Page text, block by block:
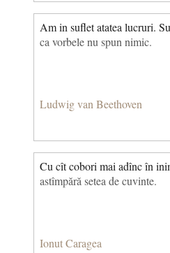
Am in suflet atatea lucruri.
ca vorbele nu spun nimic.
Ludwig van Beethoven
Cu cît cobori mai adînc în
astîmpără setea de cuvinte.
Ionut Caragea